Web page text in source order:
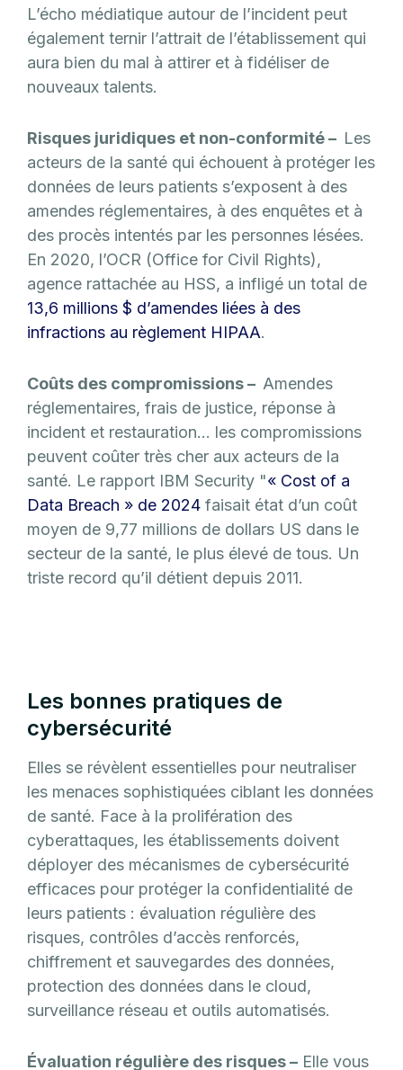
L’écho médiatique autour de l’incident peut
également ternir l’attrait de l’établissement qui
aura bien du mal à attirer et à fidéliser de
nouveaux talents.
Risques juridiques et non-conformité – Les
acteurs de la santé qui échouent à protéger les
données de leurs patients s’exposent à des
amendes réglementaires, à des enquêtes et à
des procès intentés par les personnes lésées.
En 2020, l’OCR (Office for Civil Rights),
agence rattachée au HSS, a infligé un total de
13,6 millions $ d’amendes liées à des
infractions au règlement HIPAA.
Coûts des compromissions – Amendes
réglementaires, frais de justice, réponse à
incident et restauration… les compromissions
peuvent coûter très cher aux acteurs de la
santé. Le rapport IBM Security "« Cost of a
Data Breach » de 2024 faisait état d’un coût
moyen de 9,77 millions de dollars US dans le
secteur de la santé, le plus élevé de tous. Un
triste record qu’il détient depuis 2011.
Les bonnes pratiques de
cybersécurité
Elles se révèlent essentielles pour neutraliser
les menaces sophistiquées ciblant les données
de santé. Face à la prolifération des
cyberattaques, les établissements doivent
déployer des mécanismes de cybersécurité
efficaces pour protéger la confidentialité de
leurs patients : évaluation régulière des
risques, contrôles d’accès renforcés,
chiffrement et sauvegardes des données,
protection des données dans le cloud,
surveillance réseau et outils automatisés.
Évaluation régulière des risques – Elle vous